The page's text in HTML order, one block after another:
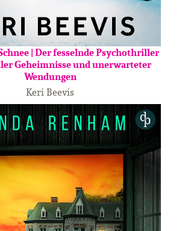
| Der fesselnde Psychothriller
Geheimnisse und unerwarteter
Wendungen
Keri Beevis